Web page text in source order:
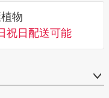
物
祝日配送可能